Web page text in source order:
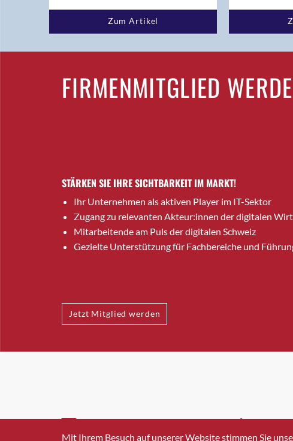
Zum Artikel
FIRMENMITGLIED
STÄRKEN SIE IHRE SICHTBARKEIT IM MARKT!
Ihr Unternehmen als aktiven Player im IT-Sektor
Zugang zu relevanten Akteur:innen der digitalen
Mitarbeitende am Puls der digitalen Schweiz
Gezielte Unterstützung für Fachbereiche und
Jetzt Mitglied werden
INFO@SWISSICT.CH +41 43
Mit Ihrem Besuch auf unserer Website stimmen Sie